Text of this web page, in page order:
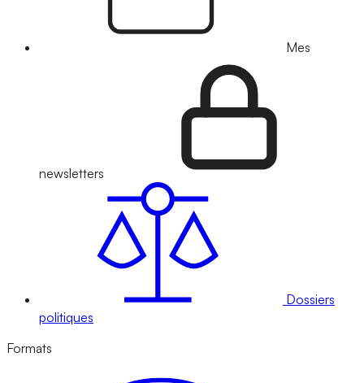
Mes
newsletters
Dossiers
politiques
Formats